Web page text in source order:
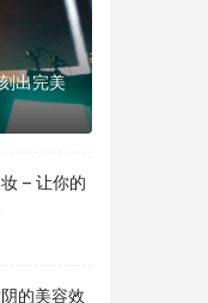
出完美
– 让你的
的美容效